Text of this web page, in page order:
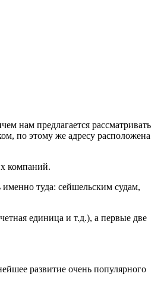
нам предлагается рассматривать
по этому же адресу расположена
компаний.
именно туда: сейшельским судам,
единица и т.д.), а первые две
развитие очень популярного